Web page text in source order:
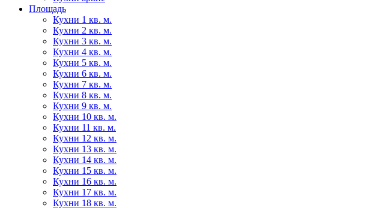
Площадь
Кухни 1 кв. м.
Кухни 2 кв. м.
Кухни 3 кв. м.
Кухни 4 кв. м.
Кухни 5 кв. м.
Кухни 6 кв. м.
Кухни 7 кв. м.
Кухни 8 кв. м.
Кухни 9 кв. м.
Кухни 10 кв. м.
Кухни 11 кв. м.
Кухни 12 кв. м.
Кухни 13 кв. м.
Кухни 14 кв. м.
Кухни 15 кв. м.
Кухни 16 кв. м.
Кухни 17 кв. м.
Кухни 18 кв. м.